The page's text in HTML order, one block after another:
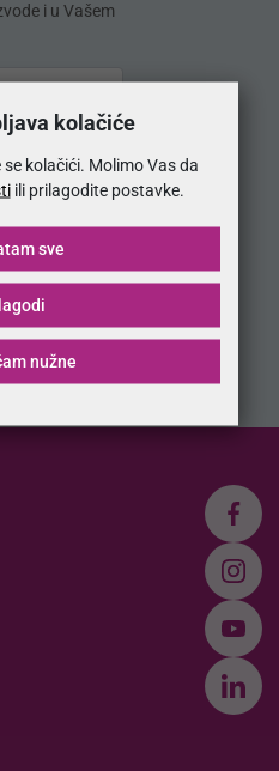
i u Vašem
dobijate
u svoj inbox.
jastuka i više.
kolačiće
kolačići. Molimo Vas da
ili prilagodite postavke.
nužne
sve